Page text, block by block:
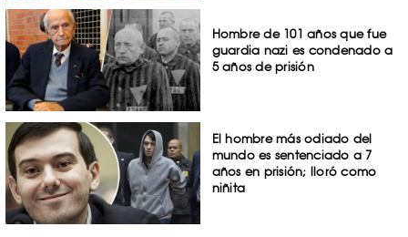
Hombre de 101 años que fue
guardia nazi es condenado a
5 años de prisión
El hombre más odiado del
mundo es sentenciado a 7
años en prisión; lloró como
niñita